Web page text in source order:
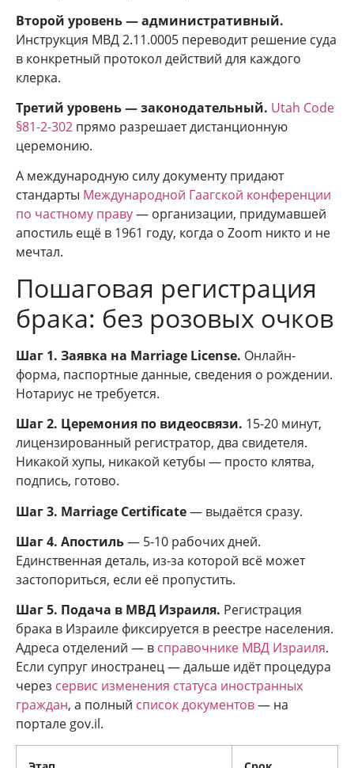
Второй уровень — административный.
Инструкция МВД 2.11.0005 переводит решение суда
в конкретный протокол действий для каждого
клерка.
Третий уровень — законодательный. Utah Code
§81-2-302 прямо разрешает дистанционную
церемонию.
А международную силу документу придают
стандарты Международной Гаагской конференции
по частному праву— организации, придумавшей
апостиль ещё в 1961 году, когда о Zoom никто и не
мечтал.
Пошаговая регистрация
брака: без розовых очков
Шаг 1. Заявка на Marriage License. Онлайн-
форма, паспортные данные, сведения о рождении.
Нотариус не требуется.
Шаг 2. Церемония по видеосвязи. 15-20 минут,
лицензированный регистратор, два свидетеля.
Никакой хупы, никакой кетубы — просто клятва,
подпись, готово.
Шаг 3. Marriage Certificate— выдаётся сразу.
Шаг 4. Апостиль— 5-10 рабочих дней.
Единственная деталь, из-за которой всё может
застопориться, если её пропустить.
Шаг 5. Подача в МВД Израиля. Регистрация
брака в Израиле фиксируется в реестре населения.
Адреса отделений — в справочнике МВД Израиля.
Если супруг иностранец — дальше идёт процедура
через сервис изменения статуса иностранных
граждан, а полный список документов— на
портале gov.il.